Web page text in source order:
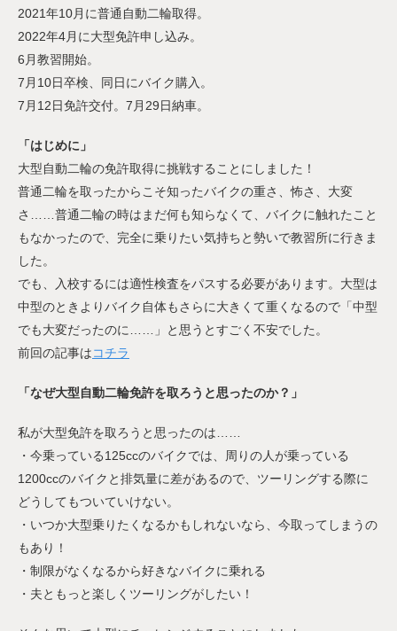
2021年10月に普通自動二輪取得。
2022年4月に大型免許申し込み。
6月教習開始。
7月10日卒検、同日にバイク購入。
7月12日免許交付。7月29日納車。
「はじめに」
大型自動二輪の免許取得に挑戦することにしました！
普通二輪を取ったからこそ知ったバイクの重さ、怖さ、大変
さ……普通二輪の時はまだ何も知らなくて、バイクに触れたこと
もなかったので、完全に乗りたい気持ちと勢いで教習所に行きま
した。
でも、入校するには適性検査をパスする必要があります。大型は
中型のときよりバイク自体もさらに大きくて重くなるので「中型
でも大変だったのに……」と思うとすごく不安でした。
前回の記事はコチラ
「なぜ大型自動二輪免許を取ろうと思ったのか？」
私が大型免許を取ろうと思ったのは……
・今乗っている125ccのバイクでは、周りの人が乗っている
1200ccのバイクと排気量に差があるので、ツーリングする際に
どうしてもついていけない。
・いつか大型乗りたくなるかもしれないなら、今取ってしまうの
もあり！
・制限がなくなるから好きなバイクに乗れる
・夫ともっと楽しくツーリングがしたい！